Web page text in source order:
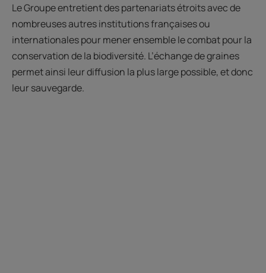
Le Groupe entretient des partenariats étroits avec de
nombreuses autres institutions françaises ou
internationales pour mener ensemble le combat pour la
conservation de la biodiversité. L’échange de graines
permet ainsi leur diffusion la plus large possible, et donc
leur sauvegarde.